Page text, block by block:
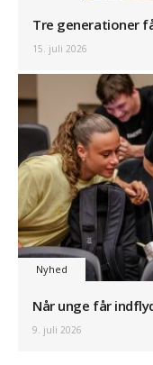
Tre generationer
15. juli 2026
Nyhed
Når unge får
9. juli 2026